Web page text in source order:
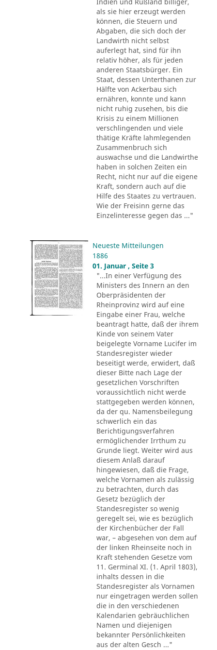
als sie hier erzeugt werden
können, die Steuern und
Abgaben, die sich doch der
Landwirth nicht selbst
auferlegt hat, sind für ihn
relativ höher, als für jeden
anderen Staatsbürger. Ein
Staat, dessen Unterthanen zur
Hälfte von Ackerbau sich
ernähren, konnte und kann
nicht ruhig zusehen, bis die
Krisis zu einem Millionen
verschlingenden und viele
thätige Kräfte lahmlegenden
Zusammenbruch sich
auswachse und die Landwirthe
haben in solchen Zeiten ein
Recht, nicht nur auf die eigene
Kraft, sondern auch auf die
Hilfe des Staates zu vertrauen.
Wie der Freisinn gerne das
Einzelinteresse gegen das ..."
Neueste Mitteilungen
1886
01. Januar , Seite 3
"...In einer Verfügung des
Ministers des Innern an den
Oberpräsidenten der
Rheinprovinz wird auf eine
Eingabe einer Frau, welche
beantragt hatte, daß der ihrem
Kinde von seinem Vater
beigelegte Vorname Lucifer im
Standesregister wieder
beseitigt werde, erwidert, daß
dieser Bitte nach Lage der
gesetzlichen Vorschriften
voraussichtlich nicht werde
stattgegeben werden können,
da der qu. Namensbeilegung
schwerlich ein das
Berichtigungsverfahren
ermöglichender Irrthum zu
Grunde liegt. Weiter wird aus
diesem Anlaß darauf
hingewiesen, daß die Frage,
welche Vornamen als zulässig
zu betrachten, durch das
Gesetz bezüglich der
Standesregister so wenig
geregelt sei, wie es bezüglich
der Kirchenbücher der Fall
war, – abgesehen von dem auf
der linken Rheinseite noch in
Kraft stehenden Gesetze vom
11. Germinal XI. (1. April 1803),
inhalts dessen in die
Standesregister als Vornamen
nur eingetragen werden sollen
die in den verschiedenen
Kalendarien gebräuchlichen
Namen und diejenigen
bekannter Persönlichkeiten
aus der alten Gesch ..."